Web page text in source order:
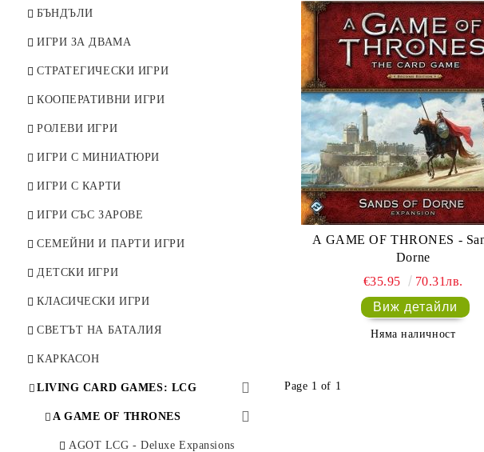
ПРЕОЦЕНЕНИ
БЪНДЪЛИ
ИГРИ ЗА ДВАМА
СТРАТЕГИЧЕСКИ ИГРИ
КООПЕРАТИВНИ ИГРИ
РОЛЕВИ ИГРИ
ИГРИ С МИНИАТЮРИ
ИГРИ С КАРТИ
ИГРИ СЪС ЗАРОВЕ
СЕМЕЙНИ И ПАРТИ ИГРИ
ДЕТСКИ ИГРИ
КЛАСИЧЕСКИ ИГРИ
СВЕТЪТ НА БАТАЛИЯ
КАРКАСОН
LIVING CARD GAMES: LCG
A GAME OF THRONES
AGOT LCG - Deluxe Expansions
A GAME OF THRONES -
Dorne
€35.95
70.31лв.
Виж детайли
Няма наличност
Page 1 of 1